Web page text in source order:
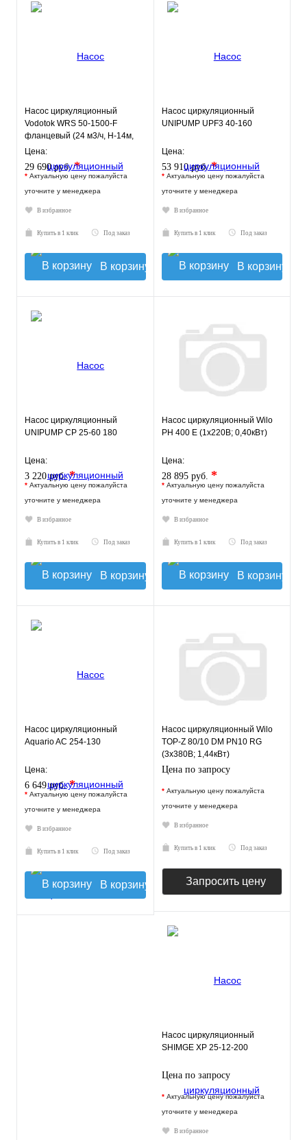
Насос циркуляционный
Vodotok WRS 50-1500-F
фланцевый (24 м3/ч, Н-14м,
280мм)
Цена:
29 690 руб.*
* Актуальную цену пожалуйста
уточните у менеджера
В избранное
Купить в 1 клик Под заказ
В корзину
Насос циркуляционный
UNIPUMP UPF3 40-160
Цена:
53 910 руб.*
* Актуальную цену пожалуйста
уточните у менеджера
В избранное
Купить в 1 клик Под заказ
В корзину
Насос циркуляционный
UNIPUMP CP 25-60 180
Цена:
3 220 руб.*
* Актуальную цену пожалуйста
уточните у менеджера
В избранное
Купить в 1 клик Под заказ
В корзину
Насос циркуляционный Wilo
PH 400 E (1х220В; 0,40кВт)
Цена:
28 895 руб. *
* Актуальную цену пожалуйста
уточните у менеджера
В избранное
Купить в 1 клик Под заказ
В корзину
Насос циркуляционный
Aquario AC 254-130
Цена:
6 649 руб.*
* Актуальную цену пожалуйста
уточните у менеджера
В избранное
Купить в 1 клик Под заказ
В корзину
Насос циркуляционный Wilo
TOP-Z 80/10 DM PN10 RG
(3х380В; 1,44кВт)
Цена по запросу
* Актуальную цену пожалуйста
уточните у менеджера
В избранное
Купить в 1 клик Под заказ
Запросить цену
Насос циркуляционный
SHIMGE XP 25-12-200
Цена по запросу
* Актуальную цену пожалуйста
уточните у менеджера
В избранное